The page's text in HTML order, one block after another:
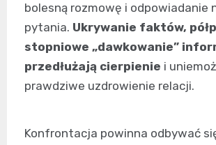
bolesną rozmowę i odpowiadanie
pytania. Ukrywanie faktów,
stopniowe „dawkowanie”
przedłużają cierpienie i
prawdziwe uzdrowienie relacji.
Konfrontacja powinna odbywać